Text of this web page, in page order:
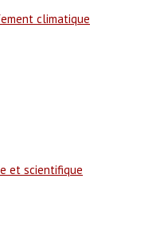
climatique
et scientifique